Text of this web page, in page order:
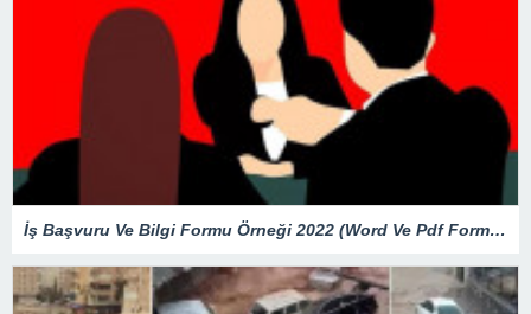
İş Başvuru Ve Bilgi Formu Örneği 2022 (Word Ve Pdf Formatında)